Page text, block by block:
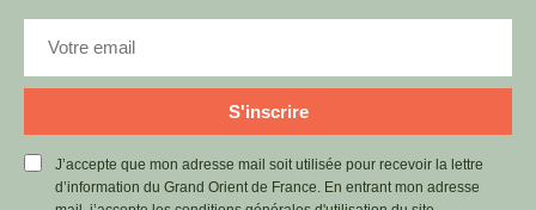
S'inscrire
J’accepte que mon adresse mail soit utilisée pour recevoir la lettre
d’information du Grand Orient de France. En entrant mon adresse